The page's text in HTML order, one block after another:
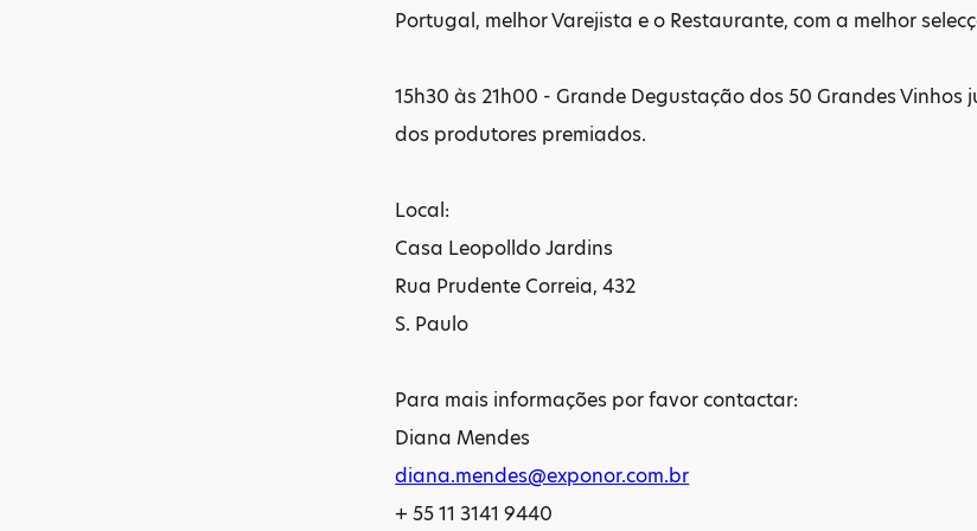
Portugal, melhor Varejista e o Restaurante, com a melhor
15h30 às 21h00 - Grande Degustação dos 50 Grandes
dos produtores premiados.
Local:
Casa Leopolldo Jardins
Rua Prudente Correia, 432
S. Paulo
Para mais informações por favor contactar:
Diana Mendes
diana.mendes@exponor.com.br
+ 55 11 3141 9440